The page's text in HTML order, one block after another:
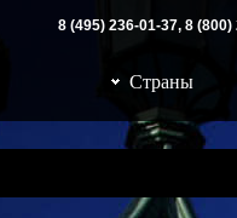
8 (495) 236-01-37, 8
Страны